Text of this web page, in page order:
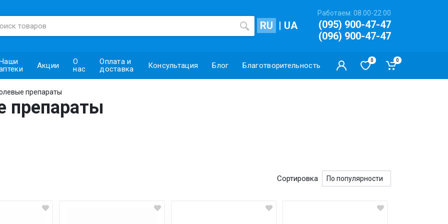
RU | UA
Работаем: 08.00-22.00
(095) 900-47-47
(096) 900-47-47
Акции
О
нас
Оплата и
доставка
Консультация Блог Благотворительность
0 0
препараты
препараты
Сортировка